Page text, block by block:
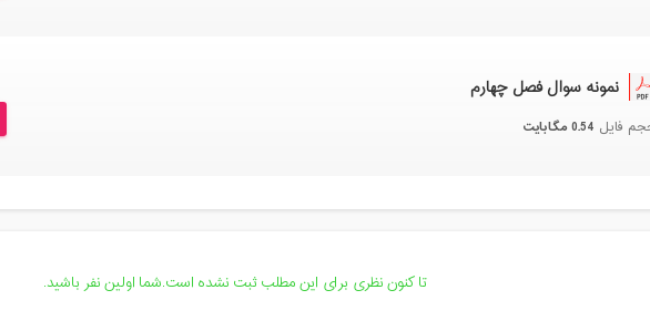
نمونه سوال فصل چهارم
فایل 0.54 مگابایت
تا کنون نظری برای این مطلب ثبت نشده است.شما اولین نفر باشید.